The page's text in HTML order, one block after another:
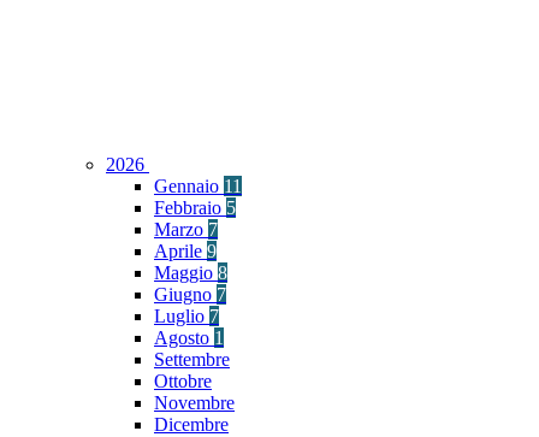
2026
Gennaio 11
Febbraio 5
Marzo 7
Aprile 9
Maggio 8
Giugno 7
Luglio 7
Agosto 1
Settembre
Ottobre
Novembre
Dicembre